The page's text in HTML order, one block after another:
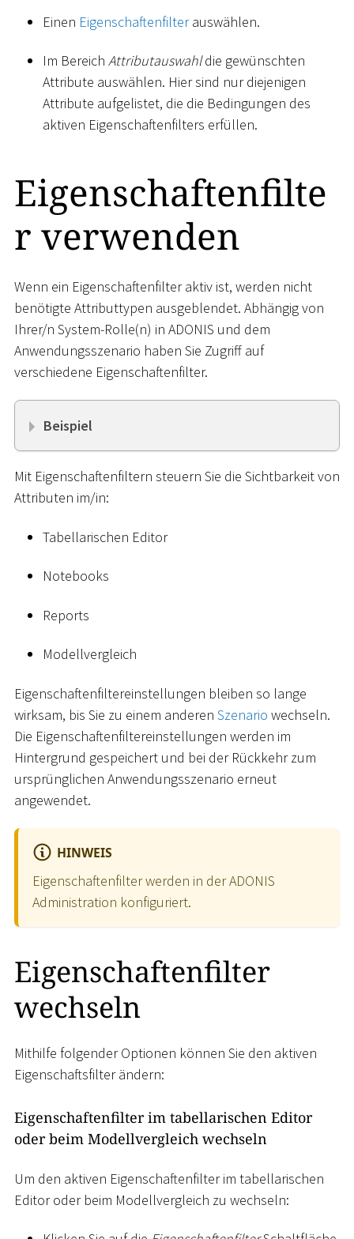
Einen Eigenschaftenfilterauswählen.
Im Bereich Attributauswahldie gewünschten
Attribute auswählen. Hier sind nur diejenigen
Attribute aufgelistet, die die Bedingungen des
aktiven Eigenschaftenfilters erfüllen.
Eigenschaftenfilte
r verwenden
Wenn ein Eigenschaftenfilter aktiv ist, werden nicht
benötigte Attributtypen ausgeblendet. Abhängig von
Ihrer/n System-Rolle(n) in ADONIS und dem
Anwendungsszenario haben Sie Zugriff auf
verschiedene Eigenschaftenfilter.
Beispiel
Mit Eigenschaftenfiltern steuern Sie die Sichtbarkeit von
Attributen im/in:
Tabellarischen Editor
Notebooks
Reports
Modellvergleich
Eigenschaftenfiltereinstellungen bleiben so lange
wirksam, bis Sie zu einem anderen Szenario wechseln.
Die Eigenschaftenfiltereinstellungen werden im
Hintergrund gespeichert und bei der Rückkehr zum
ursprünglichen Anwendungsszenario erneut
angewendet.
HINWEIS
Eigenschaftenfilter werden in der ADONIS
Administration konfiguriert.
Eigenschaftenfilter
wechseln
Mithilfe folgender Optionen können Sie den aktiven
Eigenschaftsfilter ändern:
Eigenschaftenfilter im tabellarischen Editor
oder beim Modellvergleich wechseln
Um den aktiven Eigenschaftenfilter im tabellarischen
Editor oder beim Modellvergleich zu wechseln: